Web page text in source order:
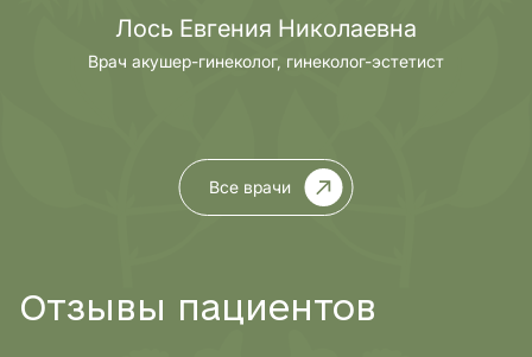
Лось Евгения Николаевна
Врач акушер-гинеколог, гинеколог-эстетист
Все врачи
Отзывы пациентов